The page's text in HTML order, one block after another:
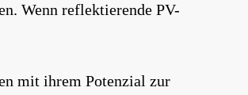
Wenn reflektierende PV-
mit ihrem Potenzial zur